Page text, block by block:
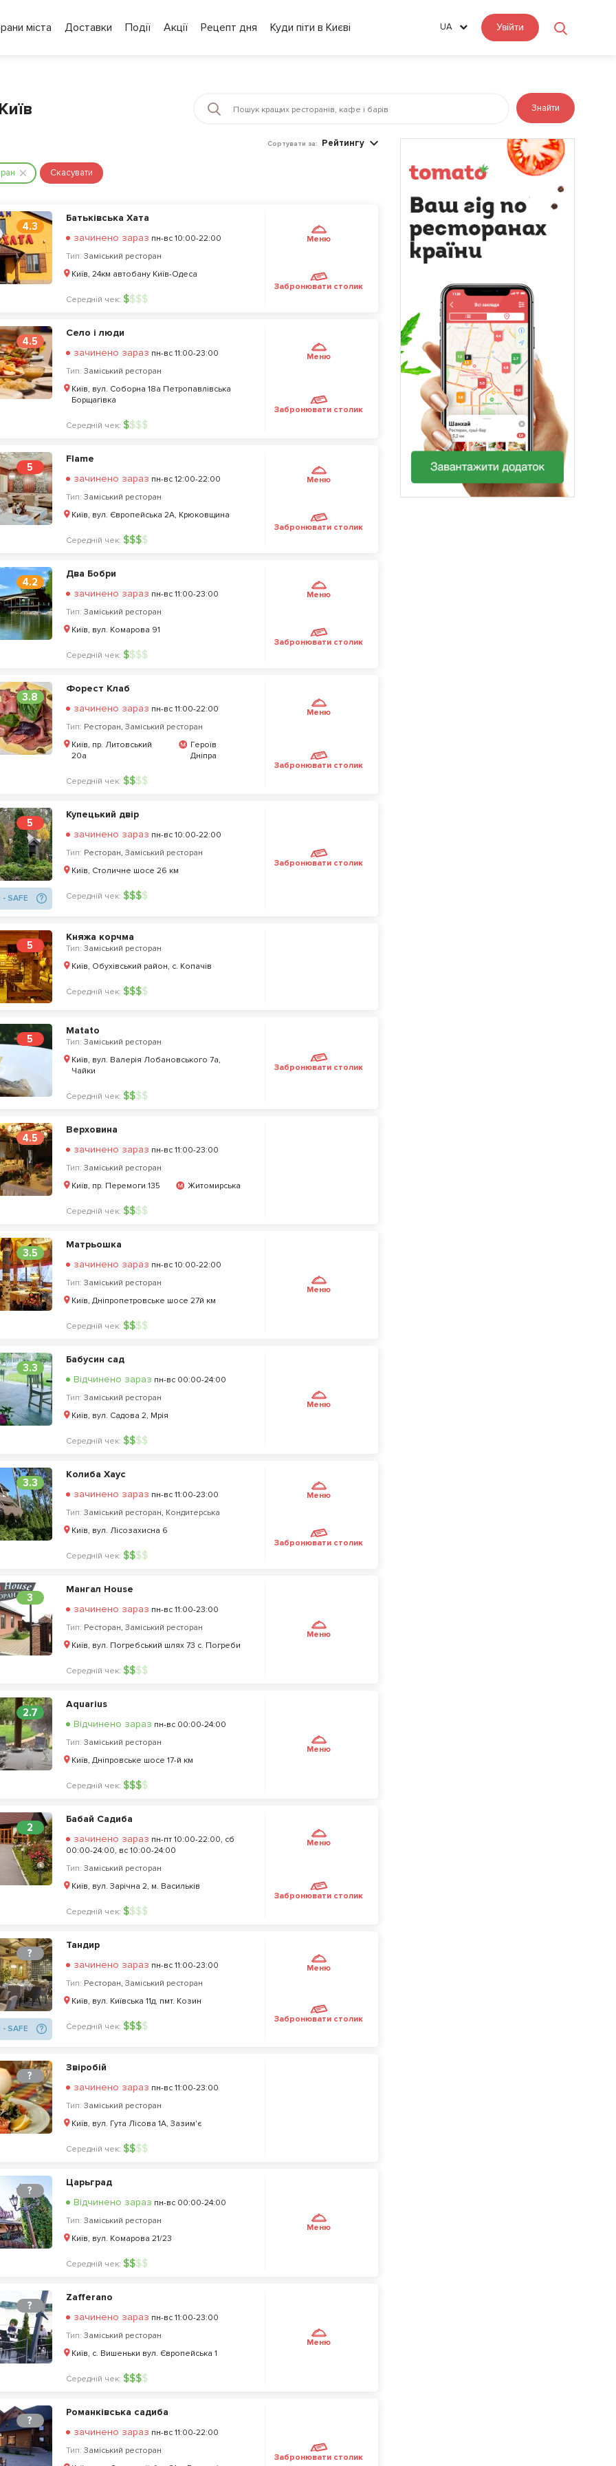
міста Доставки Події Акції Рецепт дня Куди піти в Києві UA Увійти
Знайти
Сортувати за: Рейтингу
Скасувати
4.3
Батьківська Хата
зачинено зараз пн-вс 10:00-22:00
Тип: Заміський ресторан
Київ, 24км автобану Київ-Одеса
Середній чек: $$$$
Меню
Забронювати столик
4.5
Село і люди
зачинено зараз пн-вс 11:00-23:00
Тип: Заміський ресторан
Київ, вул. Соборна 18а Петропавлівська
Борщагівка
Середній чек: $$$$
Меню
Забронювати столик
5
Flame
зачинено зараз пн-вс 12:00-22:00
Тип: Заміський ресторан
Київ, вул. Європейська 2А, Крюковщина
Середній чек: $$$$
Меню
Забронювати столик
4.2
Два Бобри
зачинено зараз пн-вс 11:00-23:00
Тип: Заміський ресторан
Київ, вул. Комарова 91
Середній чек: $$$$
Меню
Забронювати столик
3.8
Форест Клаб
зачинено зараз пн-вс 11:00-22:00
Тип: Ресторан, Заміський ресторан
Київ, пр. Литовський
20a
Героїв
Дніпра
Середній чек: $$$$
Меню
Забронювати столик
5
SAFE
Купецький двір
зачинено зараз пн-вс 10:00-22:00
Тип: Ресторан, Заміський ресторан
Київ, Столичне шосе 26 км
Середній чек: $$$$
Забронювати столик
5
Княжа корчма
Тип: Заміський ресторан
Київ, Обухівський район, с. Копачів
Середній чек: $$$$
5
Matato
Тип: Заміський ресторан
Київ, вул. Валерія Лобановського 7а,
Чайки
Середній чек: $$$$
Забронювати столик
4.5
Верховина
зачинено зараз пн-вс 11:00-23:00
Тип: Заміський ресторан
Київ, пр. Перемоги 135
Житомирська
Середній чек: $$$$
3.5
Матрьошка
зачинено зараз пн-вс 10:00-22:00
Тип: Заміський ресторан
Київ, Дніпропетровське шосе 27й км
Середній чек: $$$$
Меню
3.3
Бабусин сад
Відчинено зараз пн-вс 00:00-24:00
Тип: Заміський ресторан
Київ, вул. Садова 2, Мрія
Середній чек: $$$$
Меню
3.3
Колиба Хаус
зачинено зараз пн-вс 11:00-23:00
Тип: Заміський ресторан, Кондитерська
Київ, вул. Лісозахисна 6
Середній чек: $$$$
Меню
Забронювати столик
3
Мангал House
зачинено зараз пн-вс 11:00-23:00
Тип: Ресторан, Заміський ресторан
Київ, вул. Погребський шлях 73 с. Погреби
Середній чек: $$$$
Меню
2.7
Aquarius
Відчинено зараз пн-вс 00:00-24:00
Тип: Заміський ресторан
Київ, Дніпровське шосе 17-й км
Середній чек: $$$$
Меню
2
Бабай Садиба
зачинено зараз пн-пт 10:00-22:00, сб
00:00-24:00, вс 10:00-24:00
Тип: Заміський ресторан
Київ, вул. Зарічна 2, м. Васильків
Середній чек: $$$$
Меню
Забронювати столик
?
SAFE
Тандир
зачинено зараз пн-вс 11:00-23:00
Тип: Ресторан, Заміський ресторан
Київ, вул. Київська 11д, пмт. Козин
Середній чек: $$$$
Меню
Забронювати столик
?
Звіробій
зачинено зараз пн-вс 11:00-23:00
Тип: Заміський ресторан
Київ, вул. Гута Лісова 1А, Зазим'є
Середній чек: $$$$
?
Царьград
Відчинено зараз пн-вс 00:00-24:00
Тип: Заміський ресторан
Київ, вул. Комарова 21/23
Середній чек: $$$$
Меню
?
Zafferano
зачинено зараз пн-вс 11:00-23:00
Тип: Заміський ресторан
Київ, с. Вишеньки вул. Європейська 1
Середній чек: $$$$
Меню
?
Романківська садиба
зачинено зараз пн-вс 11:00-22:00
Тип: Заміський ресторан
Забронювати столик